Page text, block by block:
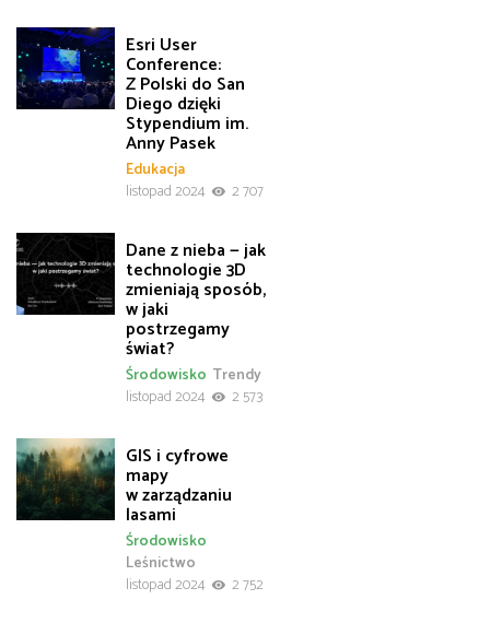
Esri User
Conference:
Z Polski do San
Diego dzięki
Stypendium im.
Anny Pasek
Edukacja
listopad 2024
2 707
Dane z nieba — jak
technologie 3D
zmieniają sposób,
w jaki
postrzegamy
świat?
Środowisko Trendy
listopad 2024
2 573
GIS i cyfrowe
mapy
w zarządzaniu
lasami
Leśnictwo
Środowisko
listopad 2024
2 752